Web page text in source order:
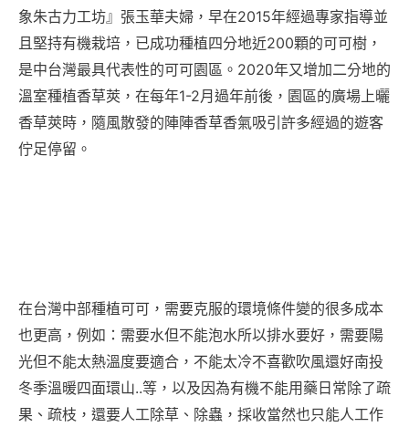
象朱古力工坊』張玉華夫婦，早在2015年經過專家指導並
且堅持有機栽培，已成功種植四分地近200顆的可可樹，
是中台灣最具代表性的可可園區。2020年又增加二分地的
溫室種植香草莢，在每年1-2月過年前後，園區的廣場上曬
香草莢時，隨風散發的陣陣香草香氣吸引許多經過的遊客
佇足停留。
在台灣中部種植可可，需要克服的環境條件變的很多成本
也更高，例如：需要水但不能泡水所以排水要好，需要陽
光但不能太熱溫度要適合，不能太冷不喜歡吹風還好南投
冬季溫暖四面環山..等，以及因為有機不能用藥日常除了疏
果、疏枝，還要人工除草、除蟲，採收當然也只能人工作